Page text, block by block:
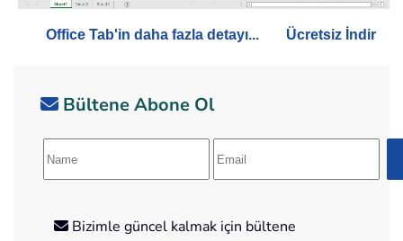
Office Tab'in daha fazla detayı... Ücretsiz İndir
Bültene Abone Ol
Bizimle güncel kalmak için bültene